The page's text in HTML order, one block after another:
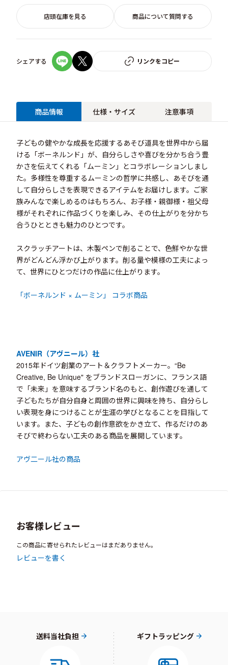
店頭在庫を見る 商品について質問する
シェアする リンクをコピー
商品情報 仕様・サイズ 注意事項
子どもの健やかな成長を応援するあそび道具を世界中から届
ける「ボーネルンド」が、自分らしさや喜びを分かち合う豊
かさを伝えてくれる「ムーミン」とコラボレーションしまし
た。多様性を尊重するムーミンの哲学に共感し、あそびを通
して自分らしさを表現できるアイテムをお届けします。ご家
族みんなで楽しめるのはもちろん、お子様・親御様・祖父母
様がそれぞれに作品づくりを楽しみ、その仕上がりを分かち
合うひとときも魅力のひとつです。
スクラッチアートは、木製ペンで削ることで、色鮮やかな世
界がどんどん浮かび上がります。削る量や模様の工夫によっ
て、世界にひとつだけの作品に仕上がります。
「ボーネルンド × ムーミン」 コラボ商品
AVENIR（アヴニール）社
2015年ドイツ創業のアート＆クラフトメーカー。“Be
Creative, Be Unique" をブランドスローガンに、フランス語
で「未来」を意味するブランド名のもと、創作遊びを通して
子どもたちが自分自身と周囲の世界に興味を持ち、自分らし
い表現を身につけることが生涯の学びとなることを目指して
います。また、子どもの創作意欲をかき立て、作るだけのあ
そびで終わらない工夫のある商品を展開しています。
アヴ二ール社の商品
お客様レビュー
この商品に寄せられたレビューはまだありません。
レビューを書く
送料当社負担 ギフトラッピング